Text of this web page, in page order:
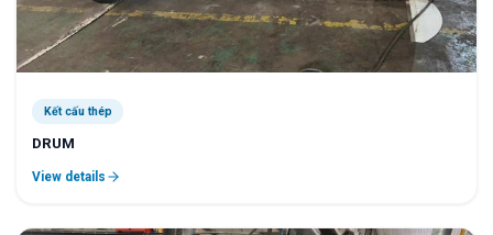
Kết cấu thép
DRUM
View details